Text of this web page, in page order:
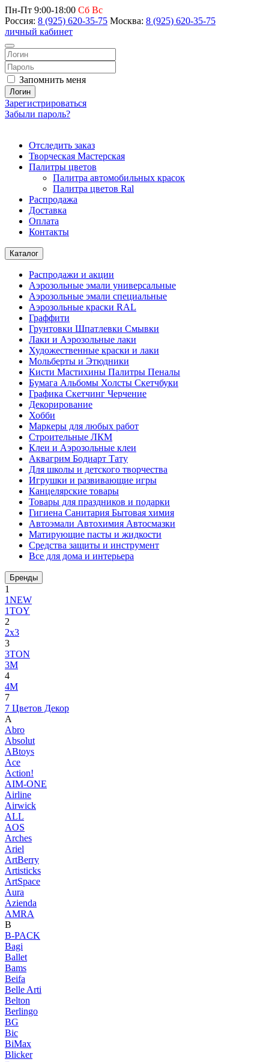
Пн-Пт 9:00-18:00 Сб Вс
Россия: 8 (925) 620-35-75 Москва: 8 (925) 620-35-75
личный кабинет
Запомнить меня
Логин
Зарегистрироваться
Забыли пароль?
Отследить заказ
Творческая Мастерская
Палитры цветов
Палитра автомобильных красок
Палитра цветов Ral
Распродажа
Доставка
Оплата
Контакты
Каталог
Распродажи и акции
Аэрозольные эмали универсальные
Аэрозольные эмали специальные
Аэрозольные краски RAL
Граффити
Грунтовки Шпатлевки Смывки
Лаки и Аэрозольные лаки
Художественные краски и лаки
Мольберты и Этюдники
Кисти Мастихины Палитры Пеналы
Бумага Альбомы Холсты Скетчбуки
Графика Скетчинг Черчение
Декорирование
Хобби
Маркеры для любых работ
Строительные ЛКМ
Клеи и Аэрозольные клеи
Аквагрим Бодиарт Тату
Для школы и детского творчества
Игрушки и развивающие игры
Канцелярские товары
Товары для праздников и подарки
Гигиена Санитария Бытовая химия
Автоэмали Автохимия Автосмазки
Матирующие пасты и жидкости
Средства защиты и инструмент
Все для дома и интерьера
Бренды
1
1NEW
1TOY
2
2x3
3
3TON
3М
4
4M
7
7 Цветов Декор
A
Abro
Absolut
ABtoys
Ace
Action!
AIM-ONE
Airline
Airwick
ALL
AOS
Arches
Ariel
ArtBerry
Artisticks
ArtSpace
Aura
Azienda
AМRA
B
B-PACK
Bagi
Ballet
Bams
Beifa
Belle Arti
Belton
Berlingo
BG
Bic
BiMax
Blicker